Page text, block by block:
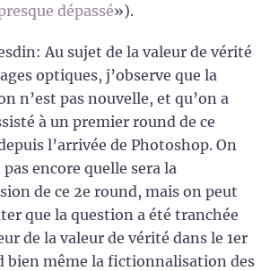
dépassé»).
Au sujet de la valeur de vérité
optiques, j’observe que la
n’est pas nouvelle, et qu’on a
à un premier round de ce
l’arrivée de Photoshop. On
encore quelle sera la
de ce 2e round, mais on peut
que la question a été tranchée
de la valeur de vérité dans le 1er
bien même la fictionnalisation des